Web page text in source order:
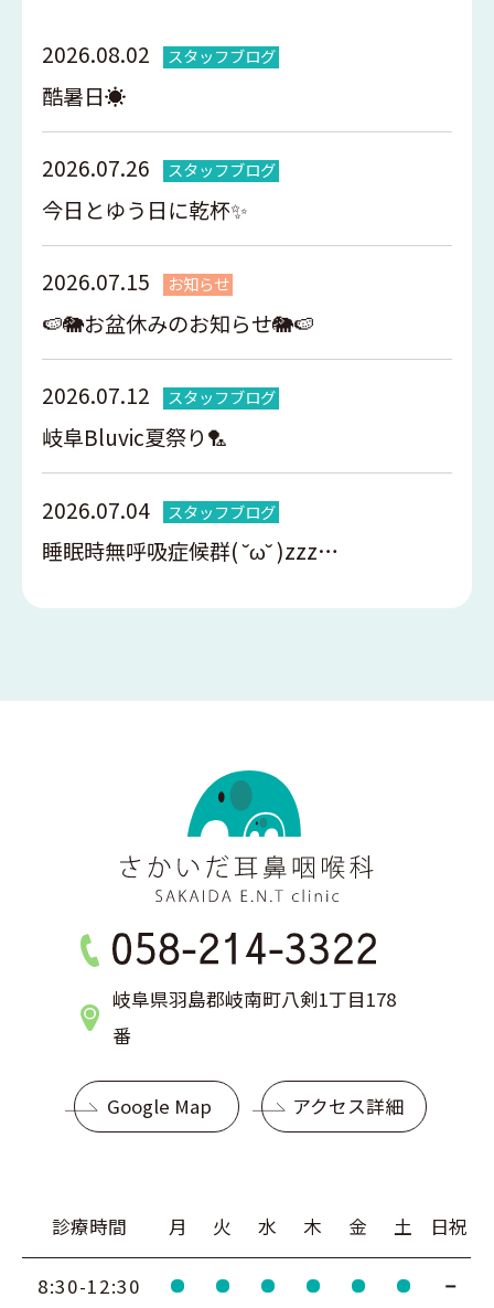
2026.08.02 スタッフブログ
酷暑日☀️
2026.07.26 スタッフブログ
今日とゆう日に乾杯✨
2026.07.15 お知らせ
🍉🐘お盆休みのお知らせ🐘🍉
2026.07.12 スタッフブログ
岐阜Bluvic夏祭り🏸
2026.07.04 スタッフブログ
睡眠時無呼吸症候群( ˘ω˘ )zzz…
岐阜県羽島郡岐南町八剣1丁目178
番
Google Map アクセス詳細
診療時間 月 火 水 木 金 土 日祝
8:30-12:30